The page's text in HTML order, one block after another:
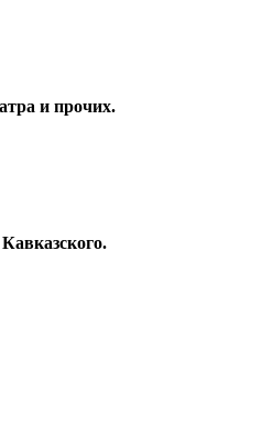
и прочих.